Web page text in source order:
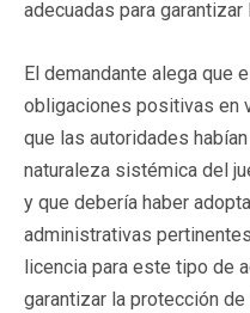
adecuadas para garantizar
El demandante alega que
obligaciones positivas en
que las autoridades
naturaleza sistémica del
y que debería haber
administrativas
licencia para este tipo de
garantizar la protección